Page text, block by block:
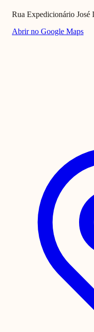
Rua Expedicionário José
Abrir no Google Maps